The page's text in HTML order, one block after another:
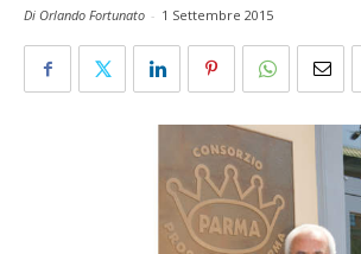
Di Orlando Fortunato - 1 Settembre 2015